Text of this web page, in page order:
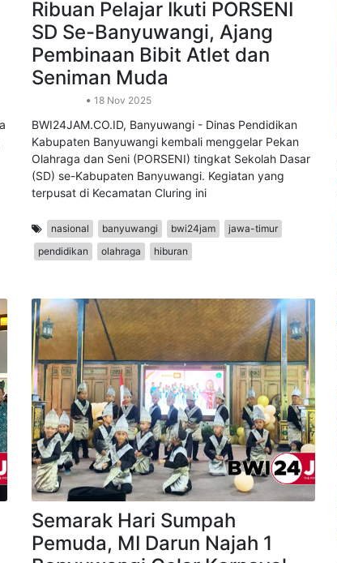
Ribuan Pelajar Ikuti PORSENI
SD Se-Banyuwangi, Ajang
Pembinaan Bibit Atlet dan
Seniman Muda
Pendidikan 18 Nov 2025
BWI24JAM.CO.ID, Banyuwangi - Dinas Pendidikan
Kabupaten Banyuwangi kembali menggelar Pekan
(SD) se-Kabupaten Banyuwangi. Kegiatan yang
terpusat di Kecamatan Cluring ini
pendidikan
olahraga hiburan